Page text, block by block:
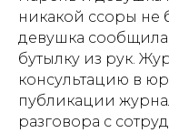
никакой ссоры не
девушка
бутылку из рук.
консультацию в
публикации
разговора с